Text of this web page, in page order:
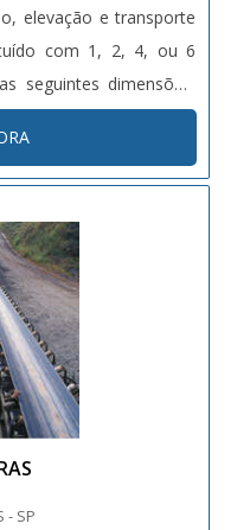
elevação e transporte
com 1, 2, 4, ou 6
seguintes dimensões:
Como funciona? Para
o air bag para
- SP